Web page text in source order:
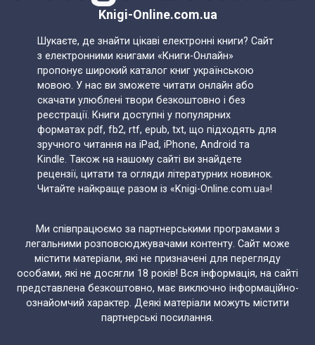
Knigi-Online.com.ua
Шукаєте, де знайти цікаві електронні книги? Сайт
з електронними книгами «Книги-Онлайн»
пропонує широкий каталог книг українською
мовою. У нас ви зможете читати онлайн або
скачати улюблені твори безкоштовно і без
реєстрації. Книги доступні у популярних
форматах pdf, fb2, rtf, epub, txt, що підходять для
зручного читання на iPad, iPhone, Android та
Kindle. Також на нашому сайті ви знайдете
рецензії, цитати та огляди літературних новинок.
Читайте найкраще разом із «Knigi-Online.com.ua»!
Ми співпрацюємо за партнерськими програмами з
легальними розповсюджувачами контенту. Сайт може
містити матеріали, які не призначені для перегляду
особами, які не досягли 18 років! Вся інформація, на сайті
представлена безкоштовно, має виключно інформаційно-
ознайомчий характер. Деякі матеріали можуть містити
партнерські посилання.